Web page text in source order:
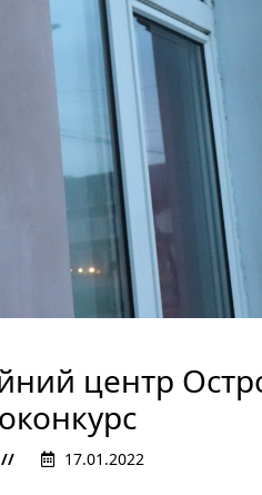
центр
17.01.2022